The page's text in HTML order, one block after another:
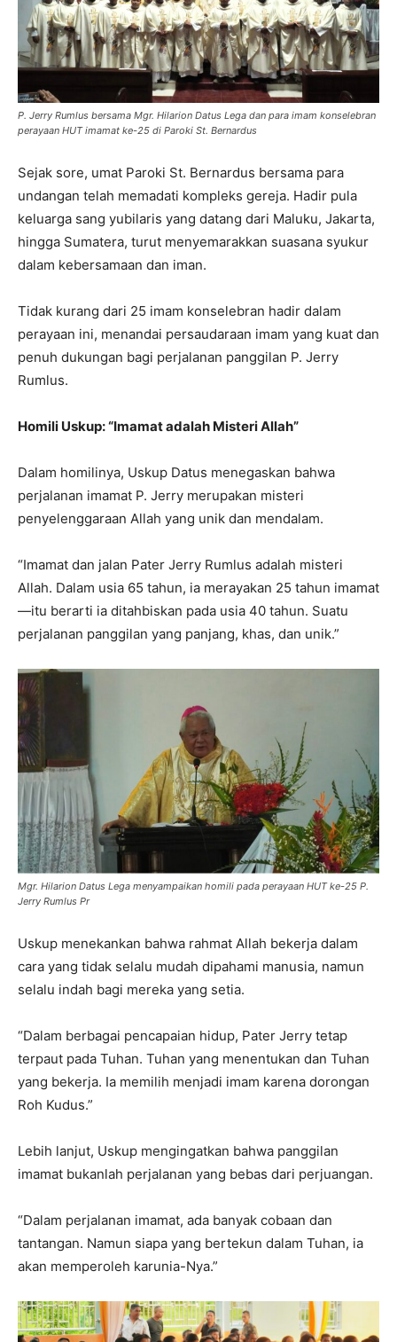
P. Jerry Rumlus bersama Mgr. Hilarion Datus Lega dan para imam konselebran
perayaan HUT imamat ke-25 di Paroki St. Bernardus
Sejak sore, umat Paroki St. Bernardus bersama para
undangan telah memadati kompleks gereja. Hadir pula
keluarga sang yubilaris yang datang dari Maluku, Jakarta,
hingga Sumatera, turut menyemarakkan suasana syukur
dalam kebersamaan dan iman.
Tidak kurang dari 25 imam konselebran hadir dalam
perayaan ini, menandai persaudaraan imam yang kuat dan
penuh dukungan bagi perjalanan panggilan P. Jerry
Rumlus.
Homili Uskup: “Imamat adalah Misteri Allah”
Dalam homilinya, Uskup Datus menegaskan bahwa
perjalanan imamat P. Jerry merupakan misteri
penyelenggaraan Allah yang unik dan mendalam.
“Imamat dan jalan Pater Jerry Rumlus adalah misteri
Allah. Dalam usia 65 tahun, ia merayakan 25 tahun imamat
—itu berarti ia ditahbiskan pada usia 40 tahun. Suatu
perjalanan panggilan yang panjang, khas, dan unik.”
Mgr. Hilarion Datus Lega menyampaikan homili pada perayaan HUT ke-25 P.
Jerry Rumlus Pr
Uskup menekankan bahwa rahmat Allah bekerja dalam
cara yang tidak selalu mudah dipahami manusia, namun
selalu indah bagi mereka yang setia.
“Dalam berbagai pencapaian hidup, Pater Jerry tetap
terpaut pada Tuhan. Tuhan yang menentukan dan Tuhan
yang bekerja. Ia memilih menjadi imam karena dorongan
Roh Kudus.”
Lebih lanjut, Uskup mengingatkan bahwa panggilan
imamat bukanlah perjalanan yang bebas dari perjuangan.
“Dalam perjalanan imamat, ada banyak cobaan dan
tantangan. Namun siapa yang bertekun dalam Tuhan, ia
akan memperoleh karunia-Nya.”